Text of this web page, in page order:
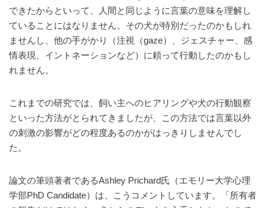
できたからといって、人間と同じように言葉の意味を理解し
ていることにはなりません。その犬が特別だったのかもしれ
ませんし、他の手がかり（注視（gaze）、ジェスチャー、感
情表現、イントネーションなど）に頼って行動したのかもし
れません。
これまでの研究では、飼い主へのヒアリングや犬の行動観察
といった方法がとられてきましたが、この方法では言葉以外
の刺激の影響がどの程度あるのかがはっきりしませんでし
た。
論文の筆頭著者であるAshley Prichard氏（エモリー大学心理
学部PhD Candidate）は、こうコメントしています。「所有者